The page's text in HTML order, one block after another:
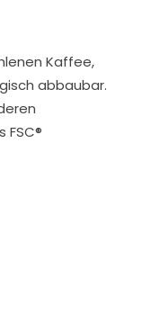
Kaffee,
abbaubar.
FSC®